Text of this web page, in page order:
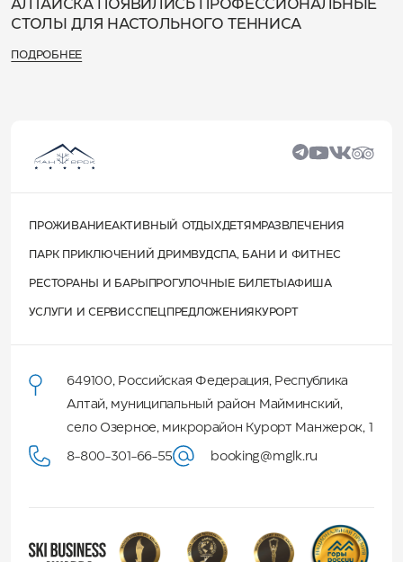
АЛТАЙСКА ПОЯВИЛИСЬ ПРОФЕССИОНАЛЬНЫЕ
СТОЛЫ ДЛЯ НАСТОЛЬНОГО ТЕННИСА
ПОДРОБНЕЕ
ПРОЖИВАНИЕАКТИВНЫЙ ОТДЫХДЕТЯМ РАЗВЛЕЧЕНИЯ
ПАРК ПРИКЛЮЧЕНИЙ ДРИМВУД СПА, БАНИ И ФИТНЕС
РЕСТОРАНЫ И БАРЫ ПРОГУЛОЧНЫЕ БИЛЕТЫАФИША
УСЛУГИ И СЕРВИССПЕЦПРЕДЛОЖЕНИЯ КУРОРТ
649100, Российская Федерация, Республика
Алтай, муниципальный район Майминский,
село Озерное, микрорайон Курорт Манжерок, 1
8-800-301-66-55 booking@mglk.ru